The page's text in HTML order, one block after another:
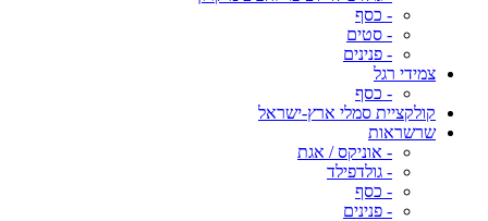
- כסף
- סטים
- פנינים
צמידי רגל
- כסף
קולקציית סמלי ארץ-ישראל
שרשראות
- אוניקס / אגת
- גולדפילד
- כסף
- פנינים